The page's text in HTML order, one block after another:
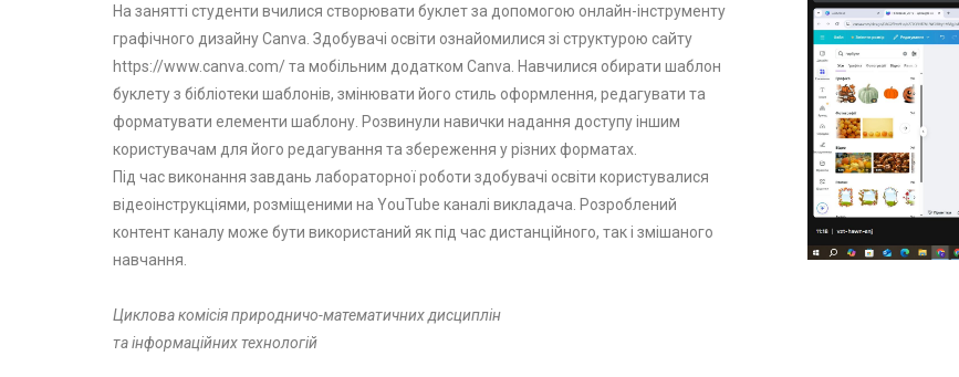
На занятті студенти вчилися створювати буклет за допомогою онлайн-інструменту
графічного дизайну Canva. Здобувачі освіти ознайомилися зі структурою сайту
https://www.canva.com/ та мобільним додатком Canva. Навчилися обирати шаблон
буклету з бібліотеки шаблонів, змінювати його стиль оформлення, редагувати та
форматувати елементи шаблону. Розвинули навички надання доступу іншим
користувачам для його редагування та збереження у різних форматах.
Під час виконання завдань лабораторної роботи здобувачі освіти користувалися
відеоінструкціями, розміщеними на YouTube каналі викладача. Розроблений
контент каналу може бути використаний як під час дистанційного, так і змішаного
навчання.
Циклова комісія природничо-математичних дисциплін
та інформаційних технологій